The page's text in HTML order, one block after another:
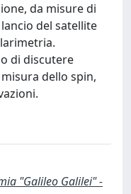
da misure di
del satellite
di discutere
dello spin,
"Galileo Galilei" -